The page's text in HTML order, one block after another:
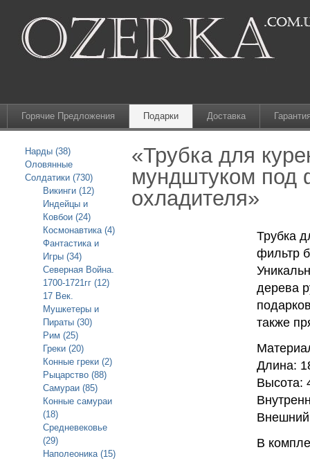
Горячие Предложения Подарки Доставка
Нарды (38)
Оловянные
Солдатики (730)
Викинги (12)
Индейцы и
Ковбои (24)
Космонавтика (4)
Фантастика и
Игры (34)
Северная Война.
1700-1721гг (12)
17 Век.
Мушкетеры и
Пираты (30)
Рим (25)
Греки (20)
Конные греки (2)
Рыцарство (88)
Самураи (85)
Конные самураи
(18)
Средневековье
(29)
Наполеоника (15)
«Трубка для
мундштуком под
охладителя»
Трубка
фильтр
дерева
также
Длина:
Высота:
В